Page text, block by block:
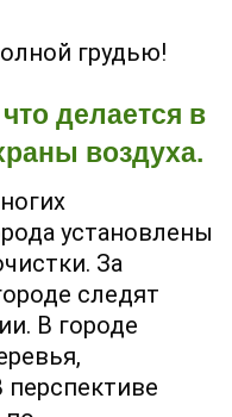
грудью!
делается в
воздуха.
установлены
За
следят
В городе
перспективе